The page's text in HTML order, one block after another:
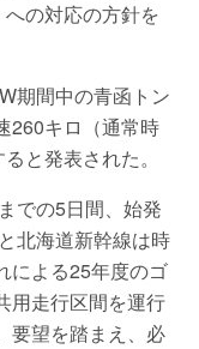
の対応の方針を
期間中の青函トン
260キロ（通常時
と発表された。
での5日間、始発
北海道新幹線は時
による25年度のゴ
用走行区間を運行
要望を踏まえ、必